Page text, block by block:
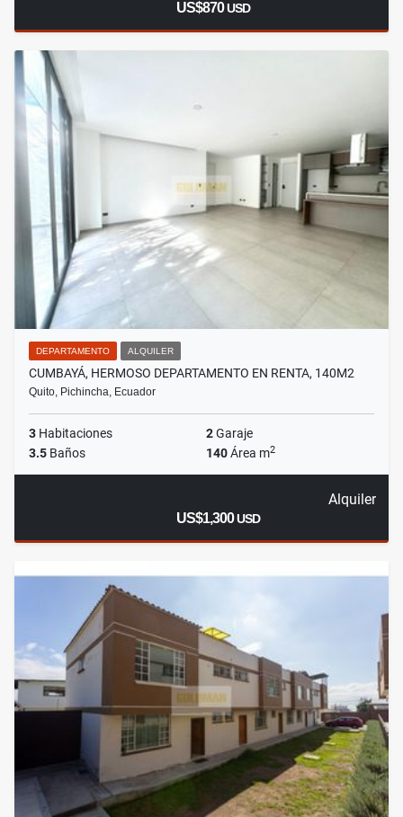
US$870USD
DEPARTAMENTO ALQUILER
CUMBAYÁ, HERMOSO DEPARTAMENTO EN RENTA, 140M2
Quito, Pichincha, Ecuador
3 Habitaciones 2Garaje
3.5 Baños 140Área m2
Alquiler
US$1,300USD